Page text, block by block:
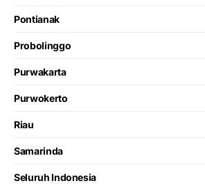
Pontianak
Probolinggo
Purwakarta
Purwokerto
Riau
Samarinda
Seluruh Indonesia